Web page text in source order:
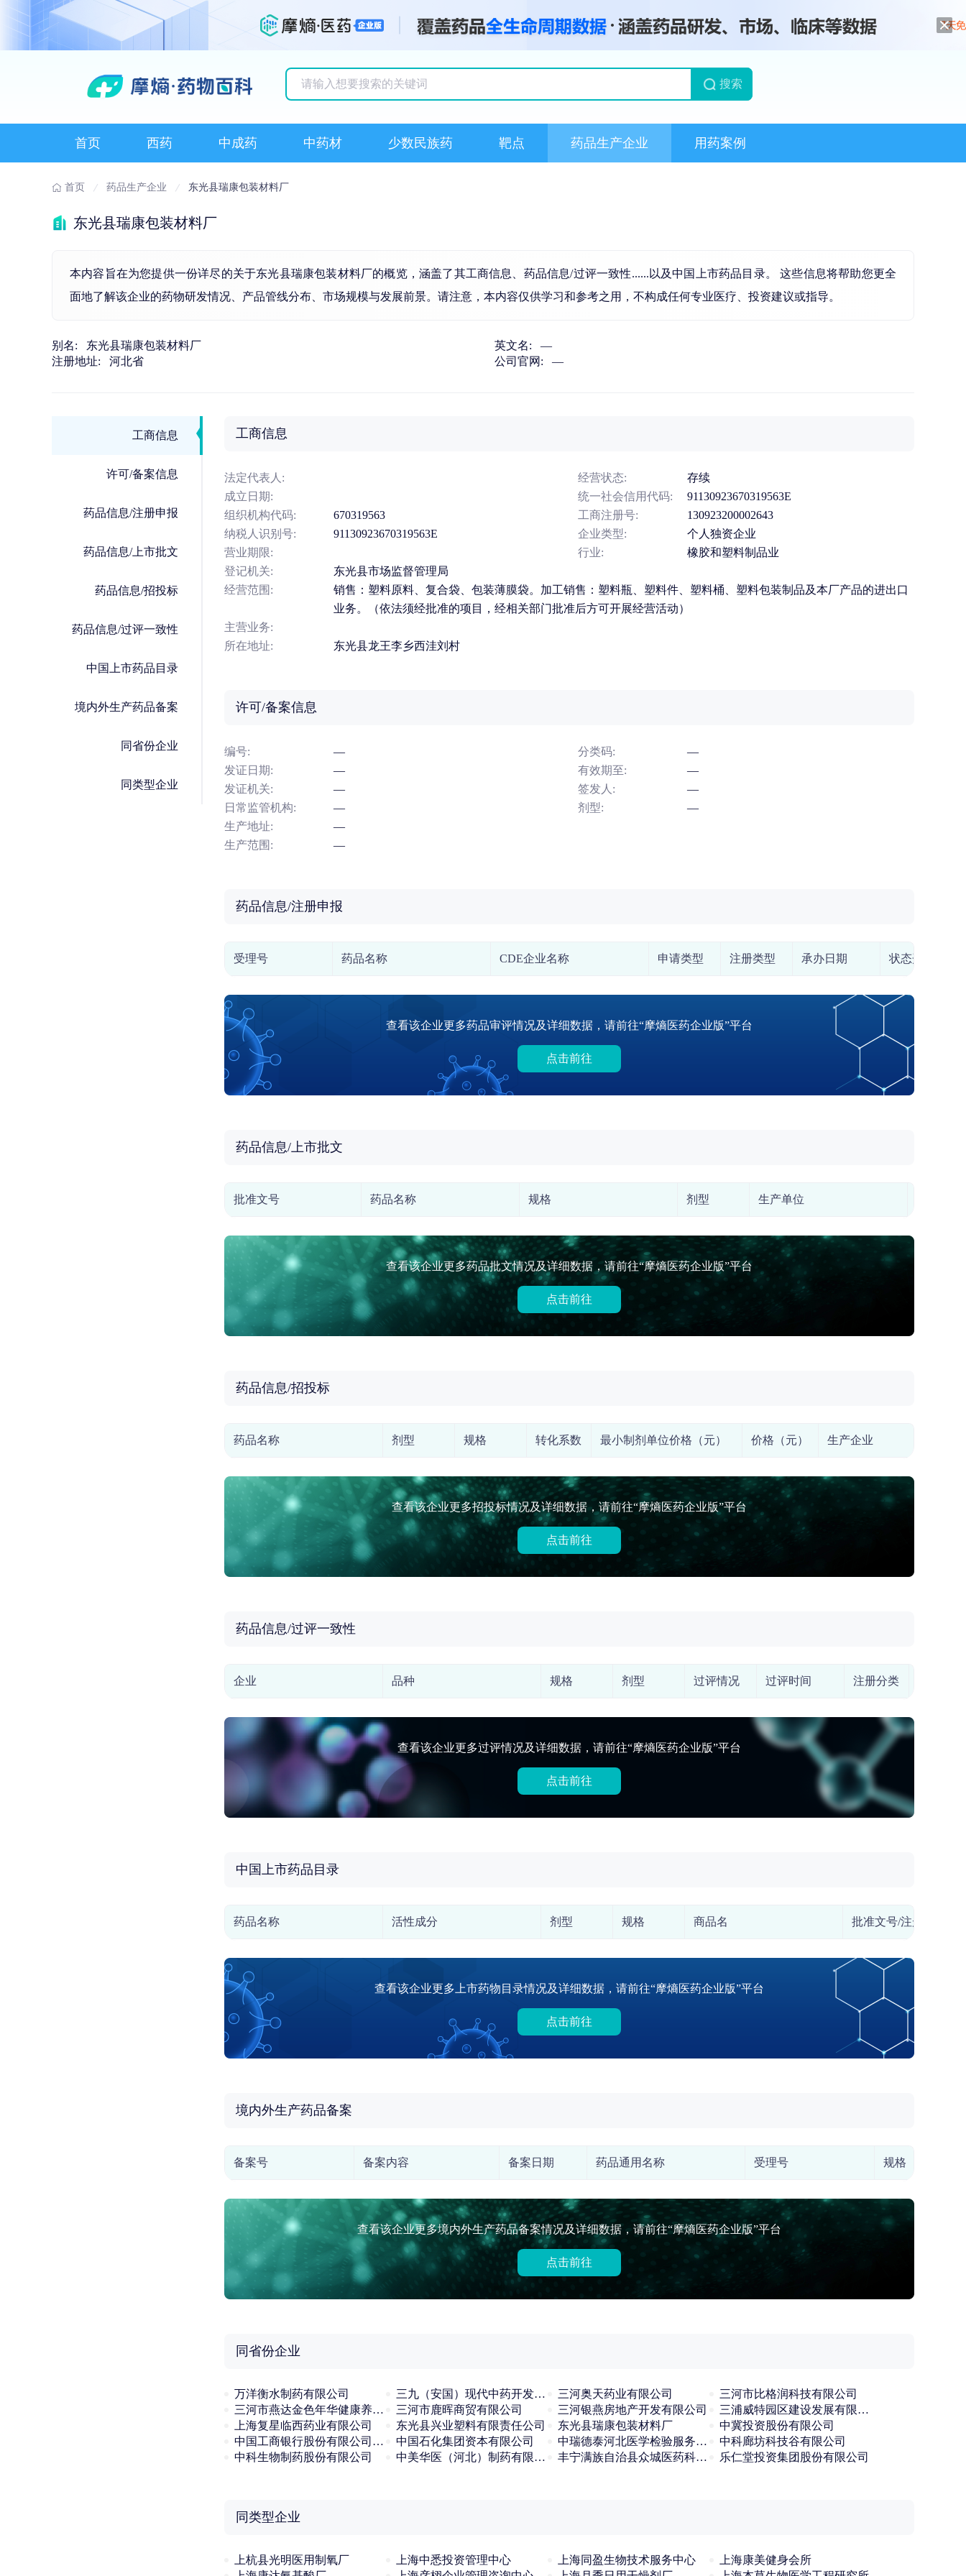
搜索
首页 西药 中成药 中药材 少数民族药 靶点 药品生产企业 用药案例
首页 药品生产企业 东光县瑞康包装材料厂
东光县瑞康包装材料厂
本内容旨在为您提供一份详尽的关于东光县瑞康包装材料厂的概览，涵盖了其工商信息、药品信息/过评一致性......以及中国上市药品目录。 这些信息将帮助您更全
面地了解该企业的药物研发情况、产品管线分布、市场规模与发展前景。请注意，本内容仅供学习和参考之用，不构成任何专业医疗、投资建议或指导。
别名: 东光县瑞康包装材料厂 英文名:
—
注册地址:
河北省 公司官网: —
工商信息
许可/备案信息
药品信息/注册申报
药品信息/上市批文
药品信息/招投标
药品信息/过评一致性
中国上市药品目录
境内外生产药品备案
同省份企业
同类型企业
工商信息
法定代表人: 经营状态:
存续
成立日期:
统一社会信用代码:
91130923670319563E
组织机构代码:
670319563 工商注册号:
130923200002643
纳税人识别号:
91130923670319563E 企业类型:
个人独资企业
营业期限:
行业:
橡胶和塑料制品业
登记机关:
东光县市场监督管理局
经营范围:
销售：塑料原料、复合袋、包装薄膜袋。加工销售：塑料瓶、塑料件、塑料桶、塑料包装制品及本厂产品的进出口
业务。（依法须经批准的项目，经相关部门批准后方可开展经营活动）
主营业务:
所在地址:
东光县龙王李乡西洼刘村
许可/备案信息
编号: — 分类码:
—
发证日期:
— 有效期至:
—
发证机关:
— 签发人:
—
日常监管机构:
— 剂型:
—
生产地址:
—
生产范围:
—
药品信息/注册申报
受理号 药品名称 CDE企业名称 申请类型 注册类型 承办日期 状态开始日期
查看该企业更多药品审评情况及详细数据，请前往“摩熵医药企业版”平台
点击前往
药品信息/上市批文
批准文号 药品名称 规格 剂型 生产单位
查看该企业更多药品批文情况及详细数据，请前往“摩熵医药企业版”平台
点击前往
药品信息/招投标
药品名称 剂型 规格 转化系数 最小制剂单位价格（元） 价格（元） 生产企业
查看该企业更多招投标情况及详细数据，请前往“摩熵医药企业版”平台
点击前往
药品信息/过评一致性
企业 品种 规格 剂型 过评情况 过评时间 注册分类
查看该企业更多过评情况及详细数据，请前往“摩熵医药企业版”平台
点击前往
中国上市药品目录
药品名称 活性成分 剂型 规格 商品名 批准文号/注册证号
查看该企业更多上市药物目录情况及详细数据，请前往“摩熵医药企业版”平台
点击前往
境内外生产药品备案
备案号 备案内容 备案日期 药品通用名称 受理号 规格
查看该企业更多境内外生产药品备案情况及详细数据，请前往“摩熵医药企业版”平台
点击前往
同省份企业
万洋衡水制药有限公司 三九（安国）现代中药开发有限公司 三河奥天药业有限公司
三河市比格润科技有限公司
三河市燕达金色年华健康养护中心
三河市鹿晖商贸有限公司 三河银燕房地产开发有限公司
三浦威特园区建设发展有限公司
上海复星临西药业有限公司
东光县兴业塑料有限责任公司 东光县瑞康包装材料厂
中冀投资股份有限公司
中国工商银行股份有限公司石家庄文苑支行
中国石化集团资本有限公司 中瑞德泰河北医学检验服务有限公司
中科廊坊科技谷有限公司
中科生物制药股份有限公司
中美华医（河北）制药有限公司 丰宁满族自治县众城医药科技有限公司 乐仁堂投资集团股份有限公司
同类型企业
上杭县光明医用制氧厂 上海中悉投资管理中心 上海同盈生物技术服务中心
上海康美健身会所